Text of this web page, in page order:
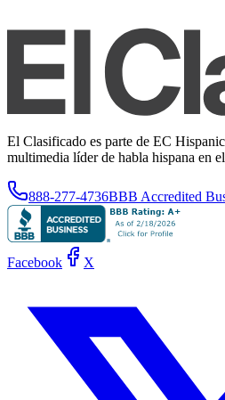
El Clasificado es parte de EC
multimedia líder de habla hispana en
888-277-4736BBB Accredited
Facebook X